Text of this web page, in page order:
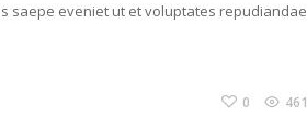
saepe eveniet ut et voluptates repudiandae
0 461